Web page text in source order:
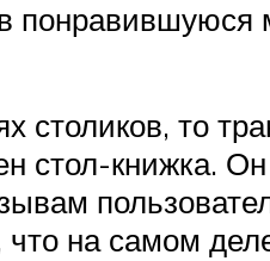
столиков, то
стол-книжка.
на самом